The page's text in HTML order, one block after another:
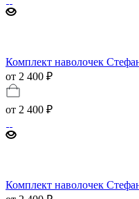
Комплект наволочек
от 2 400 ₽
от 2 400 ₽
Комплект наволочек